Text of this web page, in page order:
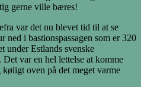
gerne ville bæres!
var det nu blevet tid til at se
ned i bastionspassagen som er 320
under Estlands svenske
var en hel lettelse at komme
oven på det meget varme